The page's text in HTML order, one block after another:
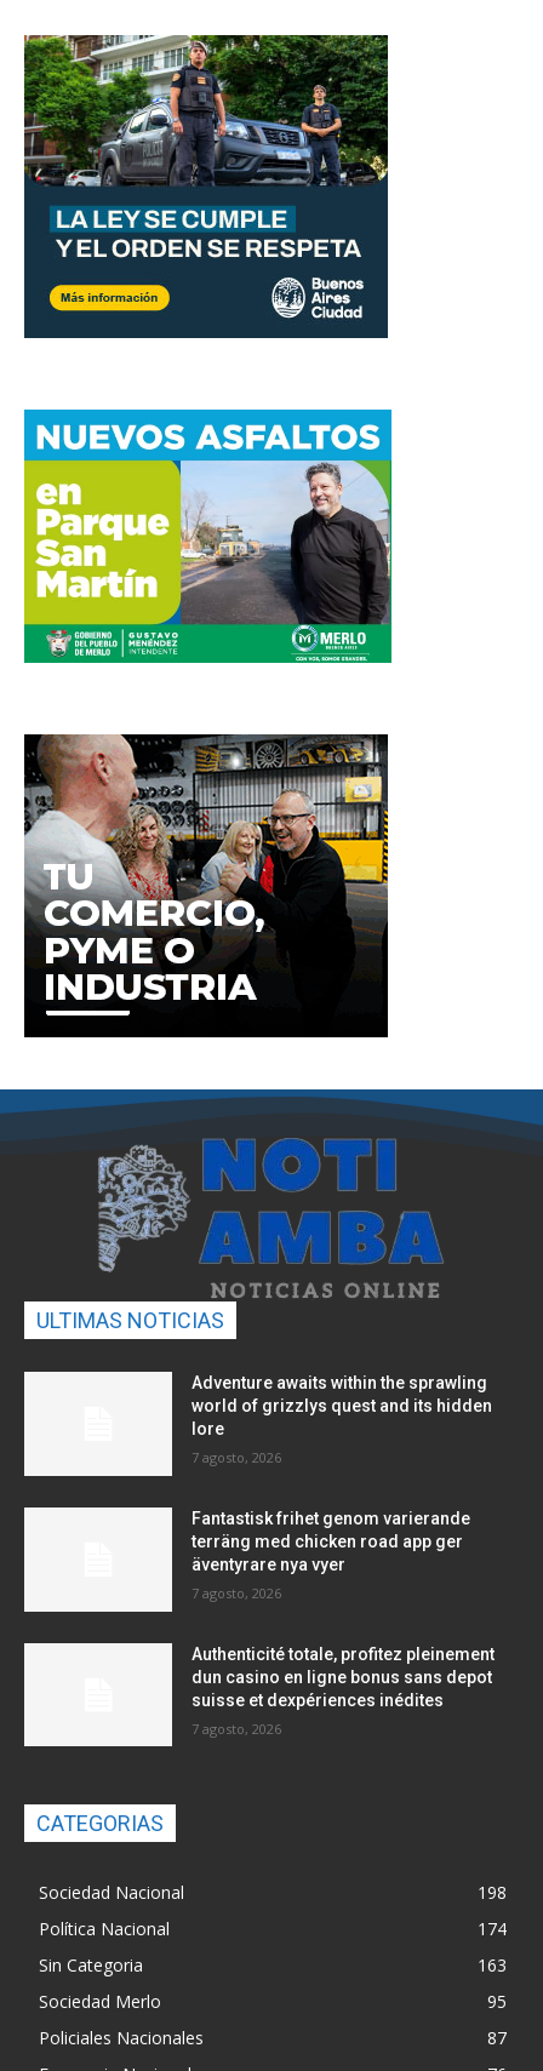
ULTIMAS NOTICIAS
Adventure awaits within the sprawling
world of grizzlys quest and its hidden
lore
7 agosto, 2026
Fantastisk frihet genom varierande
terräng med chicken road app ger
äventyrare nya vyer
7 agosto, 2026
Authenticité totale, profitez pleinement
dun casino en ligne bonus sans depot
suisse et dexpériences inédites
7 agosto, 2026
CATEGORIAS
Sociedad Nacional
198
Política Nacional
174
Sin Categoria
163
Sociedad Merlo
95
Policiales Nacionales
87